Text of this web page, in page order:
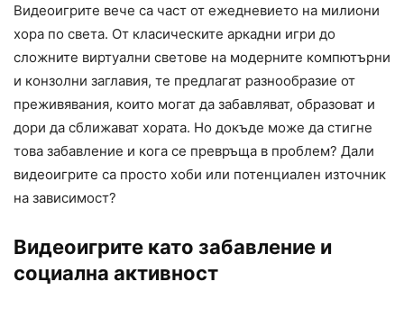
Видеоигрите вече са част от ежедневието на милиони
хора по света. От класическите аркадни игри до
сложните виртуални светове на модерните компютърни
и конзолни заглавия, те предлагат разнообразие от
преживявания, които могат да забавляват, образоват и
дори да сближават хората. Но докъде може да стигне
това забавление и кога се превръща в проблем? Дали
видеоигрите са просто хоби или потенциален източник
на зависимост?
Видеоигрите като забавление и
социална активност